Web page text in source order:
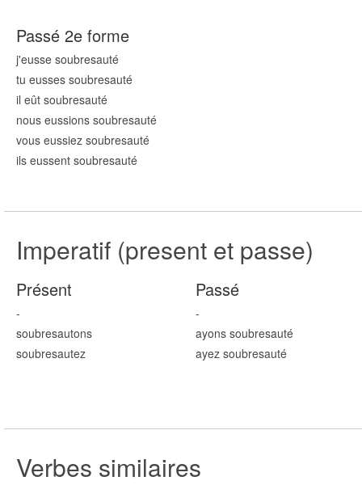
Passé 2e forme
j'eusse soubresauté
tu eusses soubresauté
il eût soubresauté
nous eussions soubresauté
vous eussiez soubresauté
ils eussent soubresauté
Imperatif (present et passe)
Présent
-
soubresautons
soubresautez
Passé
-
ayons soubresauté
ayez soubresauté
Verbes similaires